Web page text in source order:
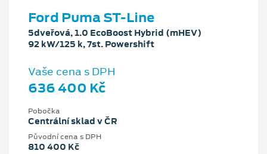
Ford Puma ST-Line
5dveřová, 1.0 EcoBoost Hybrid (mHEV)
92 kW/125 k, 7st. Powershift
Vaše cena s DPH
636 400 Kč
Pobočka
Centrální sklad v ČR
Původní cena s DPH
810 400 Kč